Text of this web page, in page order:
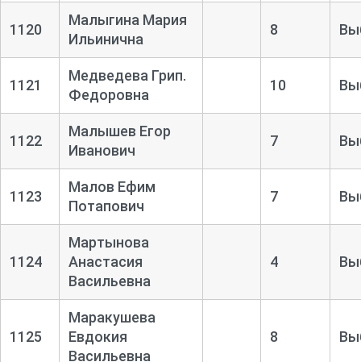
1120
Малыгина Мария
Ильинична
8
1121
Медведева Грип.
Федоровна
10
1122
Малышев Егор
Иванович
7
1123
Малов Ефим
Потапович
7
1124
Мартынова
Анастасия
Васильевна
4
1125
Маракушева
Евдокия
Васильевна
8